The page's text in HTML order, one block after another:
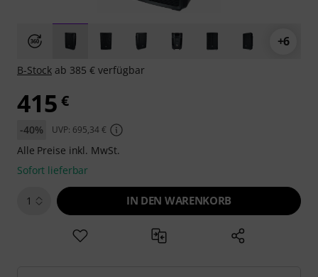
+6
B-Stock ab 385 € verfügbar
415 €
-40% UVP: 695,34 €
Alle Preise inkl. MwSt.
Sofort lieferbar
1 IN DEN WARENKORB